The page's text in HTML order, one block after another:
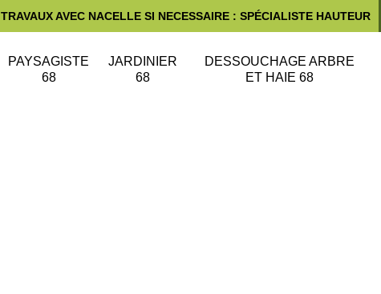
TRAVAUX AVEC NACELLE SI NECESSAIRE : SPÉCIALISTE HAUTEUR
PAYSAGISTE
68
JARDINIER
68
DESSOUCHAGE ARBRE
ET HAIE 68